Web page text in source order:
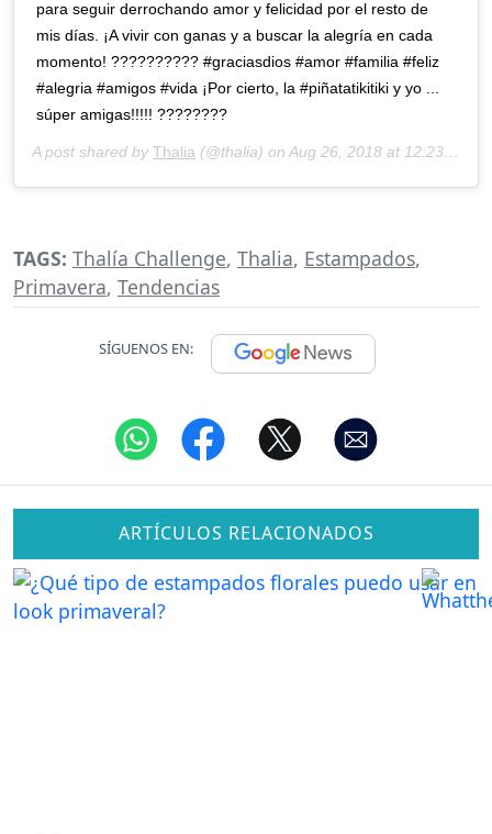
para seguir derrochando amor y felicidad por el resto de
mis días. ¡A vivir con ganas y a buscar la alegría en cada
momento! ?????????? #graciasdios #amor #familia #feliz
#alegria #amigos #vida ¡Por cierto, la #piñatatikitiki y yo ...
súper amigas!!!!! ????????
A post shared by Thalia (@thalia) on Aug 26, 2018 at 12:23pm PDT
TAGS: Thalía Challenge, Thalia, Estampados,
Primavera, Tendencias
SÍGUENOS EN:
ARTÍCULOS RELACIONADOS